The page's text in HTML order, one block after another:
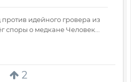
2
идейного гровера из
споры о медкане Человек...